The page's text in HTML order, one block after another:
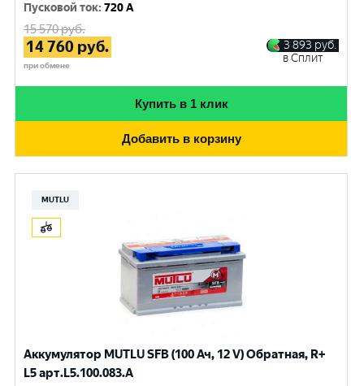
Пусковой ток:720 A
15 570руб.
14 760 руб.
при обмене
3 893 руб.
в Сплит
Купить в 1 клик
Добавить в корзину
MUTLU
Аккумулятор MUTLU SFB (100 Ач, 12 V) Обратная, R+
L5 арт.L5.100.083.A